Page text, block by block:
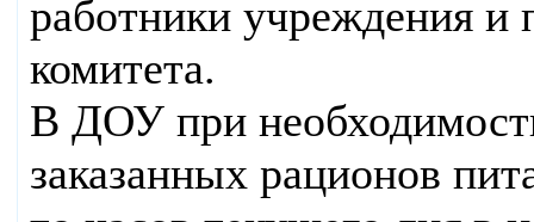
работники учреждения и
комитета.
В ДОУ при
заказанных рационов